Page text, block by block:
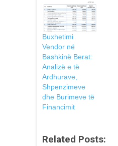
Buxhetimi
Vendor në
Bashkinë Berat:
Analizë e të
Ardhurave,
Shpenzimeve
dhe Burimeve të
Financimit
Related Posts: